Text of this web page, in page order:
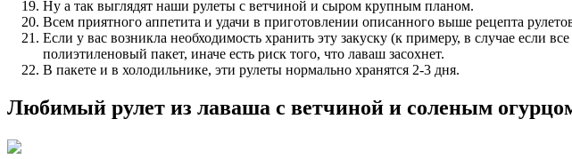
Ну а так выглядят наши рулеты с ветчиной и сыром крупным планом.
Всем приятного аппетита и удачи в приготовлении описанного выше рецепта
Если у вас возникла необходимость хранить эту закуску (к примеру, в случае если
полиэтиленовый пакет, иначе есть риск того, что лаваш засохнет.
В пакете и в холодильнике, эти рулеты нормально хранятся 2-3 дня.
Любимый рулет из лаваша с ветчиной и соленым